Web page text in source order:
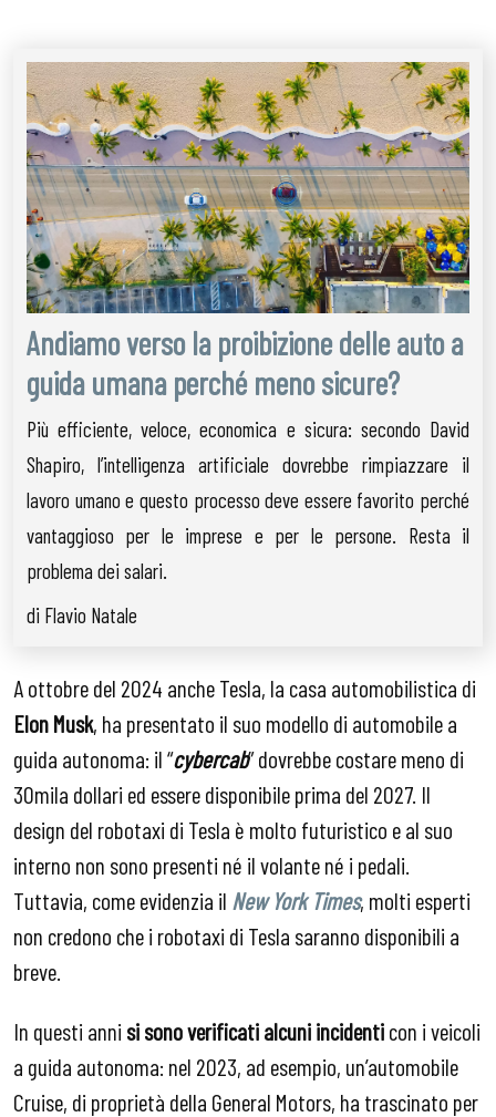
Andiamo verso la proibizione delle auto a
guida umana perché meno sicure?
Più efficiente, veloce, economica e sicura: secondo David
Shapiro, l’intelligenza artificiale dovrebbe rimpiazzare il
lavoro umano e questo processo deve essere favorito perché
vantaggioso per le imprese e per le persone. Resta il
problema dei salari.
di Flavio Natale
A ottobre del 2024 anche Tesla, la casa automobilistica di
Elon Musk, ha presentato il suo modello di automobile a
guida autonoma: il “cybercab” dovrebbe costare meno di
30mila dollari ed essere disponibile prima del 2027. Il
design del robotaxi di Tesla è molto futuristico e al suo
interno non sono presenti né il volante né i pedali.
Tuttavia, come evidenzia il New York Times, molti esperti
non credono che i robotaxi di Tesla saranno disponibili a
breve.
In questi anni si sono verificati alcuni incidenticon i veicoli
a guida autonoma: nel 2023, ad esempio, un’automobile
Cruise, di proprietà della General Motors, ha trascinato per